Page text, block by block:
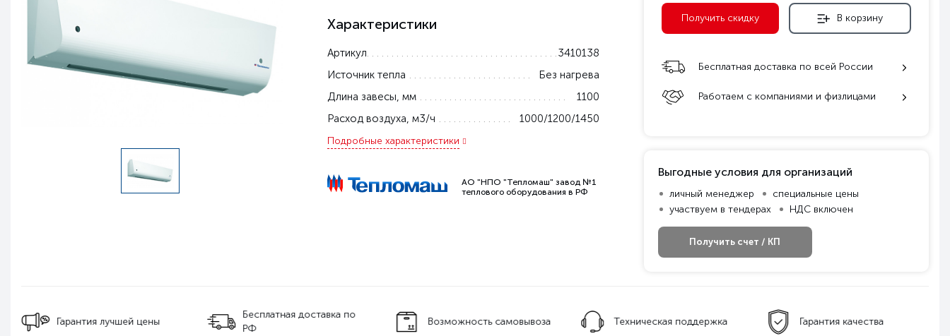
Характеристики
Артикул
3410138
Источник тепла
Без нагрева
Длина завесы, мм
1100
Расход воздуха, м3/ч
1000/1200/1450
Подробные характеристики
АО "НПО "Тепломаш" завод №1
теплового оборудования в РФ
Получить скидку В корзину
Бесплатная доставка по всей России
Работаем с компаниями и физлицами
Выгодные условия для организаций
личный менеджер
специальные цены
участвуем в тендерах
НДС включен
Получить счет / КП
Гарантия лучшей цены
Бесплатная доставка по
РФ
Возможность самовывоза Техническая поддержка Гарантия качества